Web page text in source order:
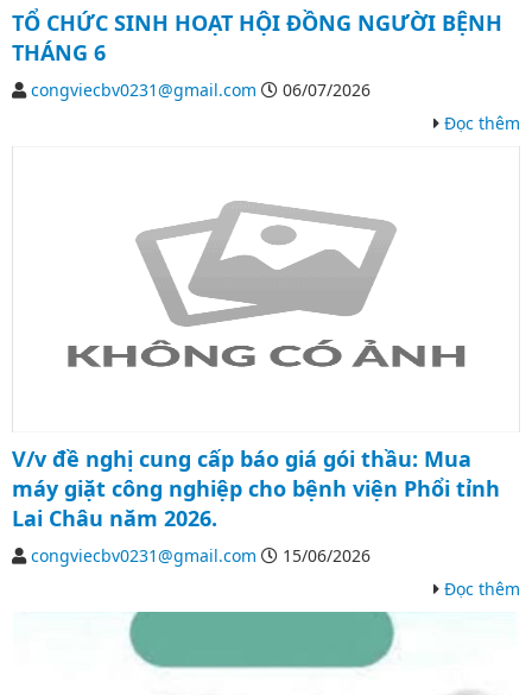
TỔ CHỨC SINH HOẠT HỘI ĐỒNG NGƯỜI BỆNH
THÁNG 6
congviecbv0231@gmail.com
06/07/2026
Đọc thêm
V/v đề nghị cung cấp báo giá gói thầu: Mua
máy giặt công nghiệp cho bệnh viện Phổi tỉnh
Lai Châu năm 2026.
congviecbv0231@gmail.com
15/06/2026
Đọc thêm